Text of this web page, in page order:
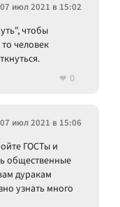
07 июл 2021 в 15:02
чтобы
человек
0
07 июл 2021 в 15:06
ГОСТы и
общественные
дуракам
узнать много